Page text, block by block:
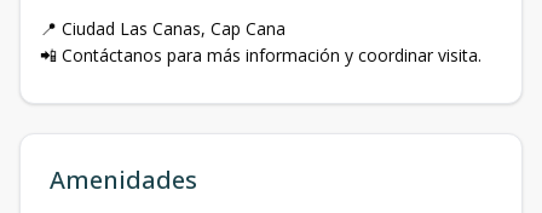
📍 Ciudad Las Canas, Cap Cana
📲 Contáctanos para más información y coordinar visita.
Amenidades